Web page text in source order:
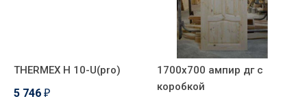
THERMEX H 10-U(pro)
5 746 ₽
1700х700 ампир дг с
коробкой